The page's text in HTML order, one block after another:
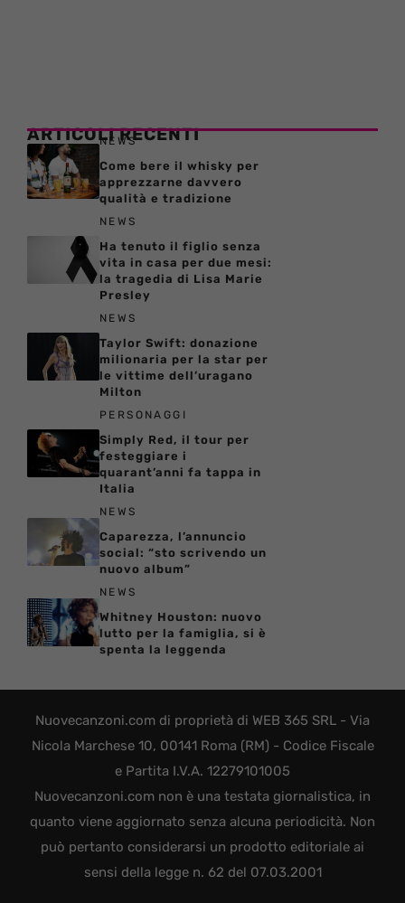
ARTICOLI RECENTI
NEWS
Come bere il whisky per
apprezzarne davvero
qualità e tradizione
NEWS
Ha tenuto il figlio senza
vita in casa per due mesi:
la tragedia di Lisa Marie
Presley
NEWS
Taylor Swift: donazione
milionaria per la star per
le vittime dell’uragano
Milton
PERSONAGGI
Simply Red, il tour per
festeggiare i
quarant’anni fa tappa in
Italia
NEWS
Caparezza, l’annuncio
social: “sto scrivendo un
nuovo album”
NEWS
Whitney Houston: nuovo
lutto per la famiglia, si è
spenta la leggenda
Nuovecanzoni.com di proprietà di WEB 365 SRL - Via
Nicola Marchese 10, 00141 Roma (RM) - Codice Fiscale
e Partita I.V.A. 12279101005
Nuovecanzoni.com non è una testata giornalistica, in
quanto viene aggiornato senza alcuna periodicità. Non
può pertanto considerarsi un prodotto editoriale ai
sensi della legge n. 62 del 07.03.2001